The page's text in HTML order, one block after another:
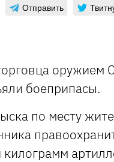
Отправить
оружием
боеприпасы.
по месту